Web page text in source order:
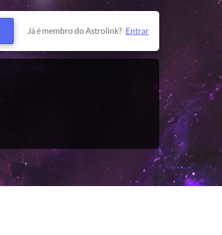
Já é membro do Astrolink? Entrar